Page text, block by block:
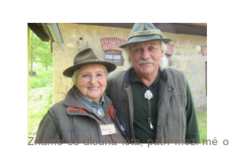
Známe se dlouhá léta, patří mezi mé